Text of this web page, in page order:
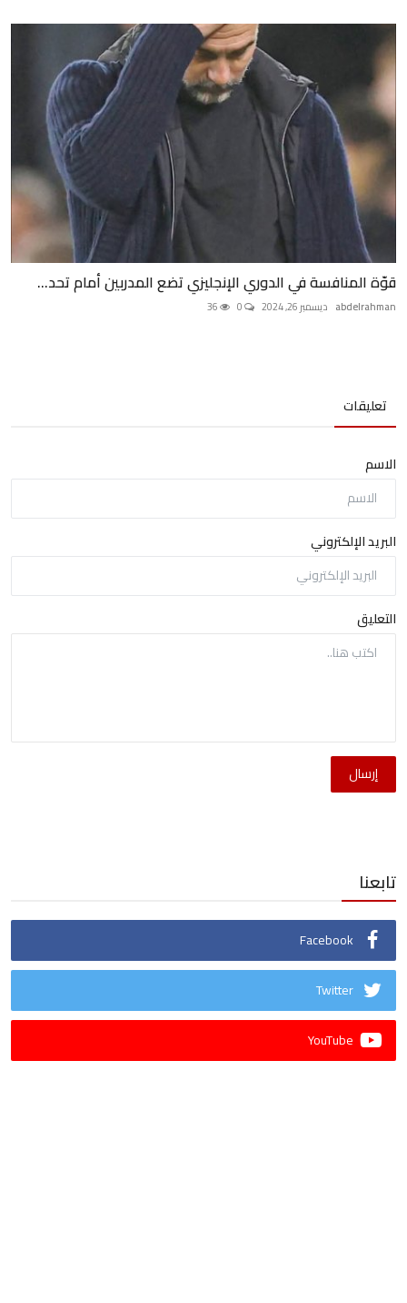
قوّة المنافسة في الدوري الإنجليزي تضع المدربين أمام تحد...
abdelrahman ديسمبر 26, 2024
تعليقات
الاسم
البريد الإلكتروني
التعليق
إرسال
تابعنا
Facebook
Twitter
YouTube